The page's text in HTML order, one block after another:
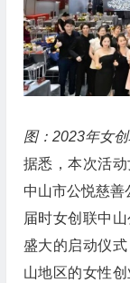
图：2023年女
据悉，本次活
中山市公悦慈善
届时女创联中
盛大的启动仪
山地区的女性